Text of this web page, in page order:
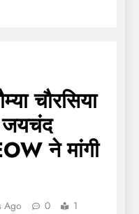
चौरसिया
जयचंद
ने मांगी
Ago 0
1